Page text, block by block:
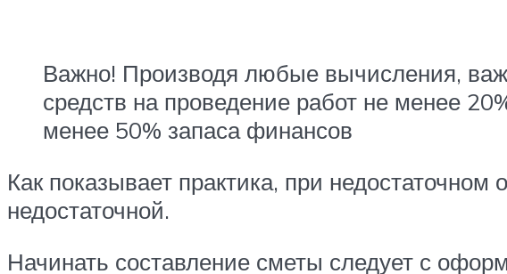
Важно! Производя любые вычисления,
средств на проведение работ не менее
менее 50% запаса финансов
Как показывает практика, при
недостаточной.
Начинать составление сметы следует с